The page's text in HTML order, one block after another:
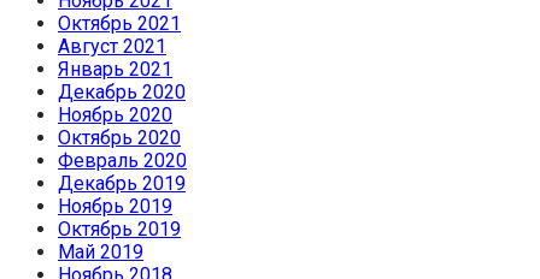
Октябрь 2021
Август 2021
Январь 2021
Декабрь 2020
Ноябрь 2020
Октябрь 2020
Февраль 2020
Декабрь 2019
Ноябрь 2019
Октябрь 2019
Май 2019